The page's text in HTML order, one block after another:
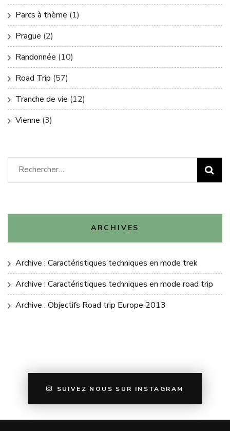
Parcs à thème (1)
Prague (2)
Randonnée (10)
Road Trip (57)
Tranche de vie (12)
Vienne (3)
Rechercher :
ARCHIVES
Archive : Caractéristiques techniques en mode trek
Archive : Caractéristiques techniques en mode road trip
Archive : Objectifs Road trip Europe 2013
SUIVEZ NOUS SUR INSTAGRAM